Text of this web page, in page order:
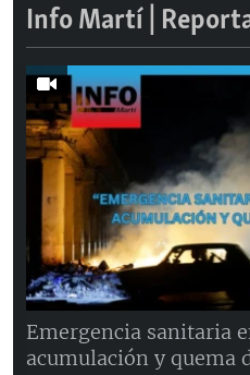
Info Martí |
Emergencia sanitaria
acumulación y quema